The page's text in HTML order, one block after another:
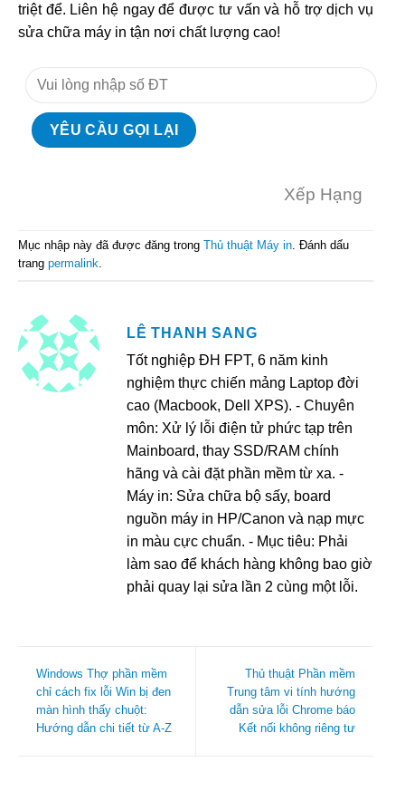
triệt để. Liên hệ ngay để được tư vấn và hỗ trợ dịch vụ
sửa chữa máy in tận nơi chất lượng cao!
Xếp Hạng
Mục nhập này đã được đăng trong Thủ thuật Máy in. Đánh dấu
trang permalink.
LÊ THANH SANG
Tốt nghiệp ĐH FPT, 6 năm kinh
nghiệm thực chiến mảng Laptop đời
cao (Macbook, Dell XPS). - Chuyên
môn: Xử lý lỗi điện tử phức tạp trên
Mainboard, thay SSD/RAM chính
hãng và cài đặt phần mềm từ xa. -
Máy in: Sửa chữa bộ sấy, board
nguồn máy in HP/Canon và nạp mực
in màu cực chuẩn. - Mục tiêu: Phải
làm sao để khách hàng không bao giờ
phải quay lại sửa lần 2 cùng một lỗi.
Windows Thợ phần mềm
chỉ cách fix lỗi Win bị đen
màn hình thấy chuột:
Hướng dẫn chi tiết từ A-Z
Thủ thuật Phần mềm
Trung tâm vi tính hướng
dẫn sửa lỗi Chrome báo
Kết nối không riêng tư